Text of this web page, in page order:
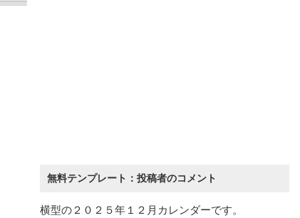
無料テンプレート：投稿者のコメント
横型の２０２５年１２月カレンダーです。